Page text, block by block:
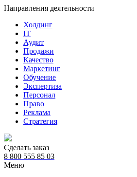
Направления деятельности
Холдинг
IT
Аудит
Продажи
Качество
Маркетинг
Обучение
Экспертиза
Персонал
Право
Реклама
Стратегия
Сделать заказ
8 800 555 85 03
Меню